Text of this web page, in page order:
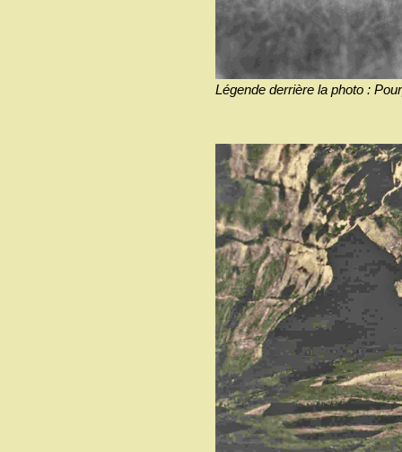
Légende derrière la photo :